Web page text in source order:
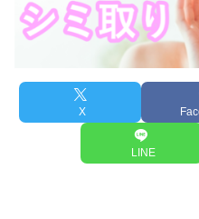
X
LINE